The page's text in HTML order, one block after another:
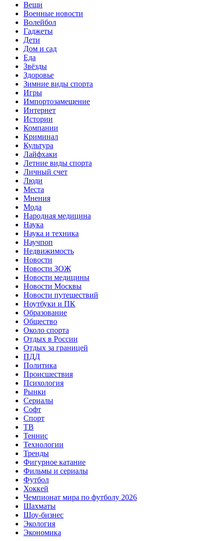
Вещи
Военные новости
Волейбол
Гаджеты
Дети
Дом и сад
Еда
Звёзды
Здоровье
Зимние виды спорта
Игры
Импортозамещение
Интернет
Истории
Компании
Криминал
Культура
Лайфхаки
Летние виды спорта
Личный счет
Люди
Места
Мнения
Мода
Народная медицина
Наука
Наука и техника
Научпоп
Недвижимость
Новости
Новости ЗОЖ
Новости медицины
Новости Москвы
Новости путешествий
Ноутбуки и ПК
Образование
Общество
Около спорта
Отдых в России
Отдых за границей
ПДД
Политика
Происшествия
Психология
Рынки
Сериалы
Софт
Спорт
ТВ
Теннис
Технологии
Тренды
Фигурное катание
Фильмы и сериалы
Футбол
Хоккей
Чемпионат мира по футболу 2026
Шахматы
Шоу-бизнес
Экология
Экономика